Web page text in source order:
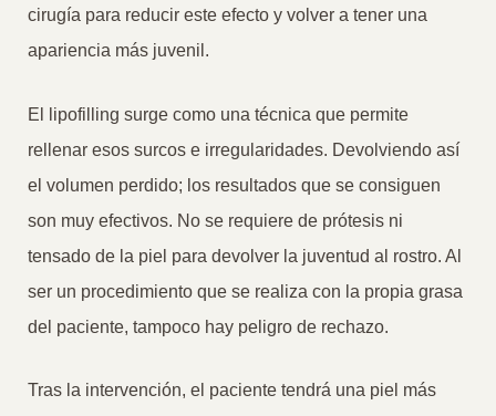
cirugía para reducir este efecto y volver a tener una
apariencia más juvenil.
El lipofilling surge como una técnica que permite
rellenar esos surcos e irregularidades. Devolviendo así
el volumen perdido; los resultados que se consiguen
son muy efectivos. No se requiere de prótesis ni
tensado de la piel para devolver la juventud al rostro. Al
ser un procedimiento que se realiza con la propia grasa
del paciente, tampoco hay peligro de rechazo.
Tras la intervención, el paciente tendrá una piel más